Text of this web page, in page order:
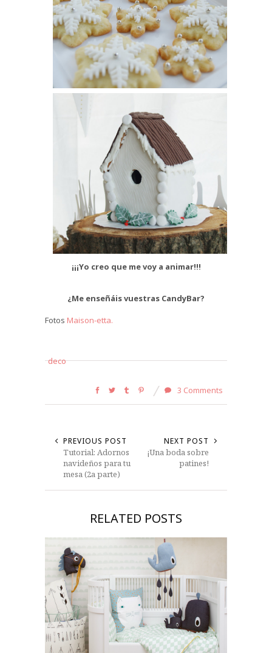
¡¡¡Yo creo que me voy a animar!!!
¿Me enseñáis vuestras CandyBar?
Fotos Maison-etta.
deco
3 Comments
PREVIOUS POST
Tutorial: Adornos
navideños para tu
mesa (2a parte)
NEXT POST
¡Una boda sobre
patines!
RELATED POSTS